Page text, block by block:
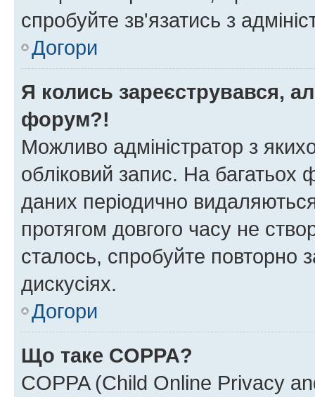
спробуйте зв'язатись з
Догори
Я колись зареєструвався,
форум?!
Можливо адміністратор з
обліковий запис. На
даних періодично видаляються
протягом довгого часу не
сталось, спробуйте повторно
дискусіях.
Догори
Що таке COPPA?
COPPA (Child Online Privacy